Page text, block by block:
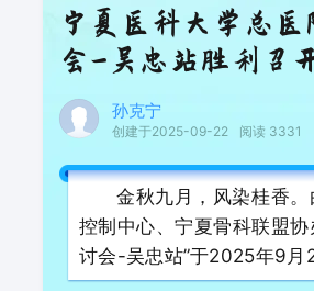
宁夏医科大学总医
会-吴忠站胜利召
孙克宁
创建于2025-09-22 阅读 3331
金秋九月，风染桂香
控制中心、宁夏骨科联盟
讨会-吴忠站”于2025年9月